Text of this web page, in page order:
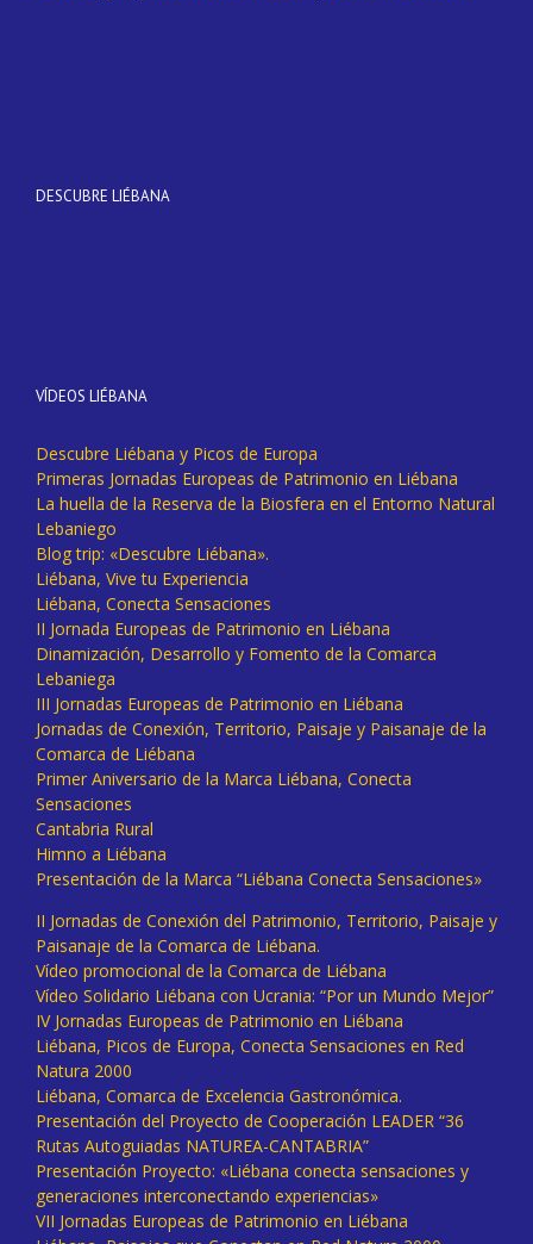
DESCUBRE LIÉBANA
VÍDEOS LIÉBANA
Descubre Liébana y Picos de Europa
Primeras Jornadas Europeas de Patrimonio en Liébana
La huella de la Reserva de la Biosfera en el Entorno Natural
Lebaniego
Blog trip: «Descubre Liébana».
Liébana, Vive tu Experiencia
Liébana, Conecta Sensaciones
II Jornada Europeas de Patrimonio en Liébana
Dinamización, Desarrollo y Fomento de la Comarca
Lebaniega
III Jornadas Europeas de Patrimonio en Liébana
Jornadas de Conexión, Territorio, Paisaje y Paisanaje de la
Comarca de Liébana
Primer Aniversario de la Marca Liébana, Conecta
Sensaciones
Cantabria Rural
Himno a Liébana
Presentación de la Marca “Liébana Conecta Sensaciones»
II Jornadas de Conexión del Patrimonio, Territorio, Paisaje y
Paisanaje de la Comarca de Liébana.
Vídeo promocional de la Comarca de Liébana
Vídeo Solidario Liébana con Ucrania: “Por un Mundo Mejor”
IV Jornadas Europeas de Patrimonio en Liébana
Liébana, Picos de Europa, Conecta Sensaciones en Red
Natura 2000
Liébana, Comarca de Excelencia Gastronómica.
Presentación del Proyecto de Cooperación LEADER “36
Rutas Autoguiadas NATUREA-CANTABRIA”
Presentación Proyecto: «Liébana conecta sensaciones y
generaciones interconectando experiencias»
VII Jornadas Europeas de Patrimonio en Liébana